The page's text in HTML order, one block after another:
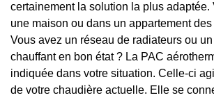
certainement la solution la plus adaptée.
une maison ou dans un appartement
Vous avez un réseau de radiateurs ou
chauffant en bon état ? La PAC
indiquée dans votre situation. Celle-ci
de votre chaudière actuelle. Elle se